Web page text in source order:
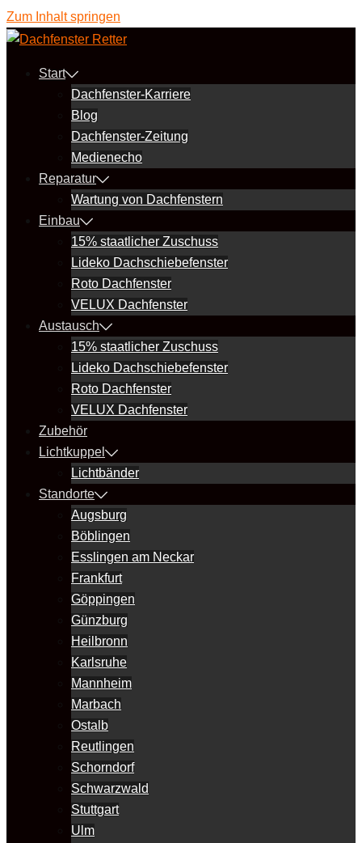
Zum Inhalt springen
Start
Dachfenster-Karriere
Blog
Dachfenster-Zeitung
Medienecho
Reparatur
Wartung von Dachfenstern
Einbau
15% staatlicher Zuschuss
Lideko Dachschiebefenster
Roto Dachfenster
VELUX Dachfenster
Austausch
15% staatlicher Zuschuss
Lideko Dachschiebefenster
Roto Dachfenster
VELUX Dachfenster
Zubehör
Lichtkuppel
Lichtbänder
Standorte
Augsburg
Böblingen
Esslingen am Neckar
Frankfurt
Göppingen
Günzburg
Heilbronn
Karlsruhe
Mannheim
Marbach
Ostalb
Reutlingen
Schorndorf
Schwarzwald
Stuttgart
Ulm